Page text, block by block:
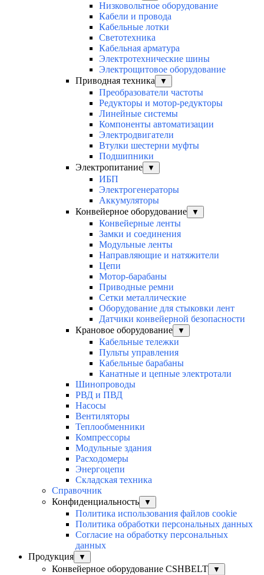
Низковольтное оборудование
Кабели и провода
Кабельные лотки
Светотехника
Кабельная арматура
Электротехнические шины
Электрощитовое оборудование
Приводная техника
▼
Преобразователи частоты
Редукторы и мотор-редукторы
Линейные системы
Компоненты автоматизации
Электродвигатели
Втулки шестерни муфты
Подшипники
Электропитание
▼
ИБП
Электрогенераторы
Аккумуляторы
Конвейерное оборудование
▼
Конвейерные ленты
Замки и соединения
Модульные ленты
Направляющие и натяжители
Цепи
Мотор-барабаны
Приводные ремни
Сетки металлические
Оборудование для стыковки лент
Датчики конвейерной безопасности
Крановое оборудование
▼
Кабельные тележки
Пульты управления
Кабельные барабаны
Канатные и цепные электротали
Шинопроводы
РВД и ПВД
Насосы
Вентиляторы
Теплообменники
Компрессоры
Модульные здания
Расходомеры
Энергоцепи
Складская техника
Справочник
Конфиденциальность
▼
Политика использования файлов cookie
Политика обработки персональных данных
Согласие на обработку персональных
данных
Продукция
▼
Конвейерное оборудование CSHBELT ▼